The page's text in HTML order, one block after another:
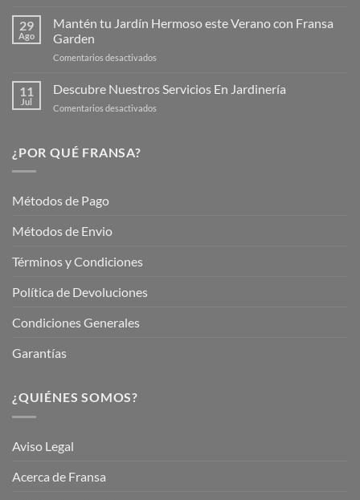
de
de
Verano
Plantas
29
Ago
Mantén tu Jardín Hermoso este Verano con Fransa
Garden
Comentarios desactivados
Jardín
11
Jul
Descubre Nuestros Servicios En Jardinería
Comentarios desactivados
¿POR QUÉ FRANSA?
Métodos de Pago
Métodos de Envio
Términos y Condiciones
Política de Devoluciones
Condiciones Generales
Garantías
¿QUIÉNES SOMOS?
Aviso Legal
Acerca de Fransa